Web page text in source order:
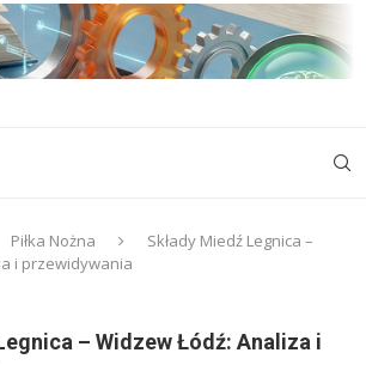
Piłka Nożna
Składy Miedź Legnica –
i przewidywania
– Widzew Łódź: Analiza i